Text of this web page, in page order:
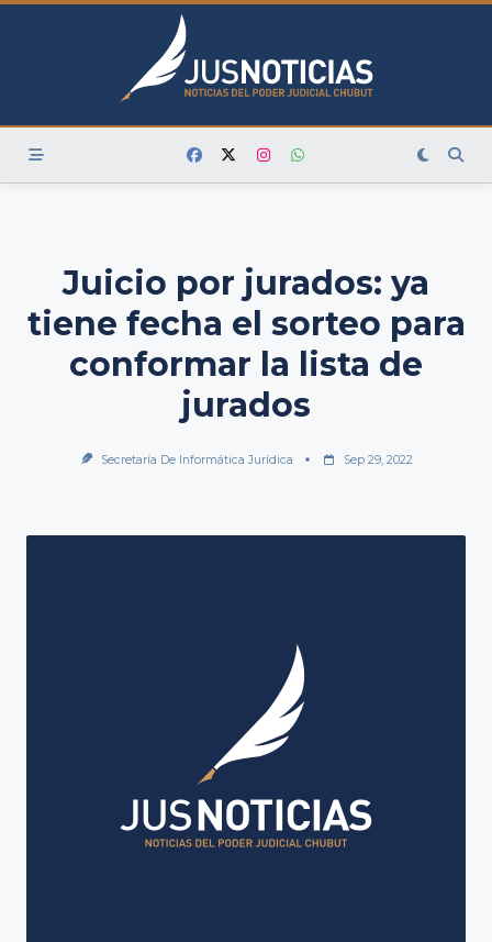
Skip
Juicio por jurados: ya
tiene fecha el sorteo para
conformar la lista de
jurados
Secretaría De Informática Jurídica Sep 29, 2022